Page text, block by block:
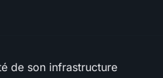
de son infrastructure